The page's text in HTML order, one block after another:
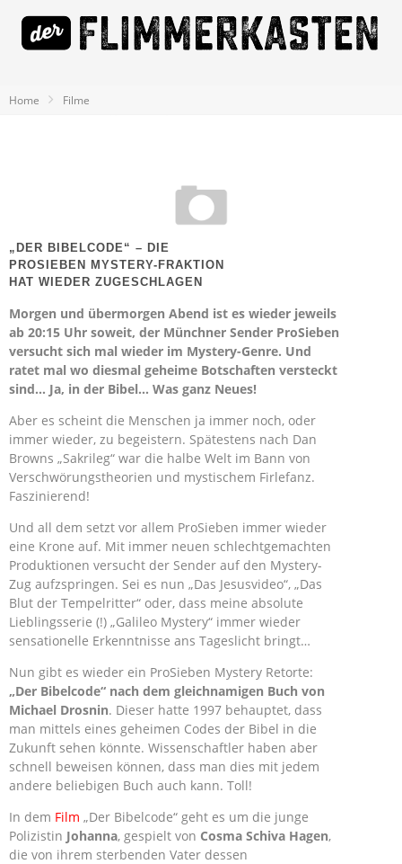
Home Filme
„DER BIBELCODE“ – DIE
PROSIEBEN MYSTERY-FRAKTION
HAT WIEDER ZUGESCHLAGEN
Morgen und übermorgen Abend ist es wieder jeweils
ab 20:15 Uhr soweit, der Münchner Sender ProSieben
versucht sich mal wieder im Mystery-Genre. Und
ratet mal wo diesmal geheime Botschaften versteckt
sind… Ja, in der Bibel… Was ganz Neues!
Aber es scheint die Menschen ja immer noch, oder
immer wieder, zu begeistern. Spätestens nach Dan
Browns „Sakrileg“ war die halbe Welt im Bann von
Verschwörungstheorien und mystischem Firlefanz.
Faszinierend!
Und all dem setzt vor allem ProSieben immer wieder
eine Krone auf. Mit immer neuen schlechtgemachten
Produktionen versucht der Sender auf den Mystery-
Zug aufzspringen. Sei es nun „Das Jesusvideo“, „Das
Blut der Tempelritter“ oder, dass meine absolute
Lieblingsserie (!) „Galileo Mystery“ immer wieder
sensationelle Erkenntnisse ans Tageslicht bringt…
Nun gibt es wieder ein ProSieben Mystery Retorte:
„Der Bibelcode“ nach dem gleichnamigen Buch von
Michael Drosnin. Dieser hatte 1997 behauptet, dass
man mittels eines geheimen Codes der Bibel in die
Zukunft sehen könnte. Wissenschaftler haben aber
schnell beweisen können, dass man dies mit jedem
andere beliebigen Buch auch kann. Toll!
In dem Film „Der Bibelcode“ geht es um die junge
Polizistin Johanna, gespielt von Cosma Schiva Hagen,
die von ihrem sterbenden Vater dessen